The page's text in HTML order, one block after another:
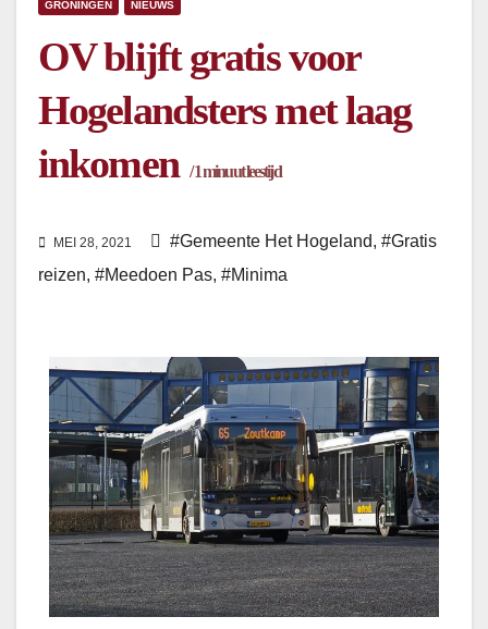
GRONINGEN NIEUWS
OV blijft gratis voor
Hogelandsters met laag
inkomen
/1minuut leestijd
MEI 28, 2021 #Gemeente Het Hogeland, #Gratis
reizen, #Meedoen Pas, #Minima